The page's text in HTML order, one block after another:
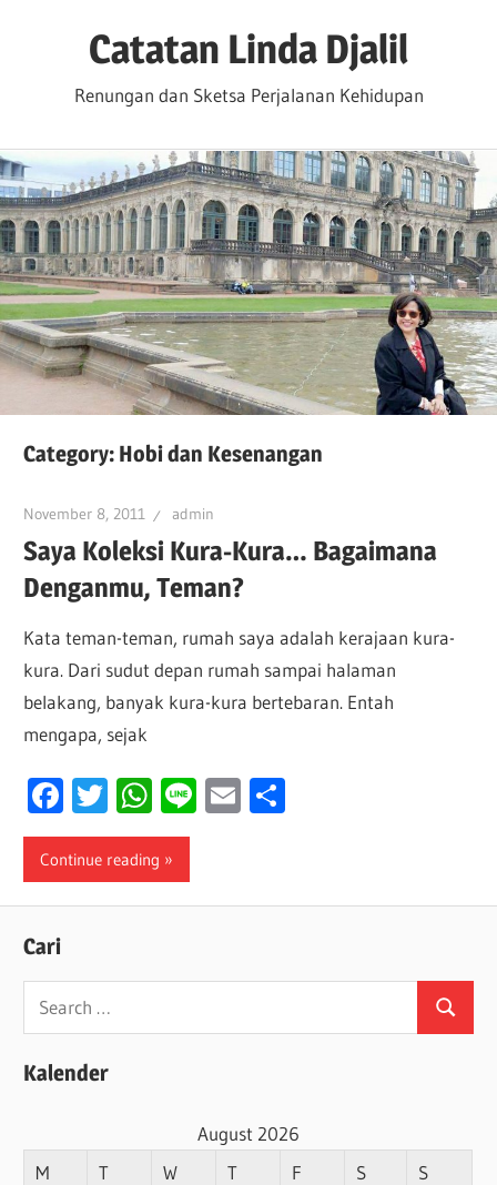
Catatan Linda Djalil
Renungan dan Sketsa Perjalanan Kehidupan
Category: Hobi dan Kesenangan
November 8, 2011 admin
Saya Koleksi Kura-Kura… Bagaimana
Denganmu, Teman?
Kata teman-teman, rumah saya adalah kerajaan kura-
kura. Dari sudut depan rumah sampai halaman
belakang, banyak kura-kura bertebaran. Entah
mengapa, sejak
Facebook
Twitter
WhatsApp
LineEmail
Continue reading
Cari
Search
for:
Search
Kalender
August 2026
M
T W T F S
S